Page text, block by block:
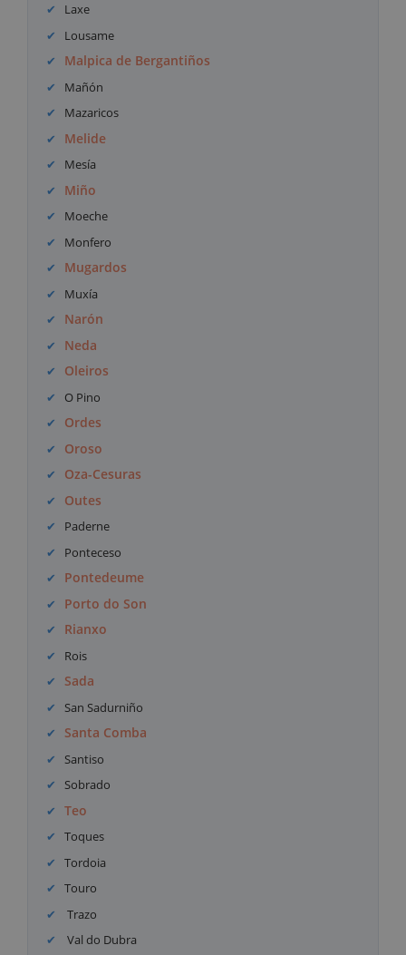
Laxe
Lousame
Malpica de Bergantiños
Mañón
Mazaricos
Melide
Mesía
Miño
Moeche
Monfero
Mugardos
Muxía
Narón
Neda
Oleiros
O Pino
Ordes
Oroso
Oza-Cesuras
Outes
Paderne
Ponteceso
Pontedeume
Porto do Son
Rianxo
Rois
Sada
San Sadurniño
Santa Comba
Santiso
Sobrado
Teo
Toques
Tordoia
Touro
Trazo
Val do Dubra